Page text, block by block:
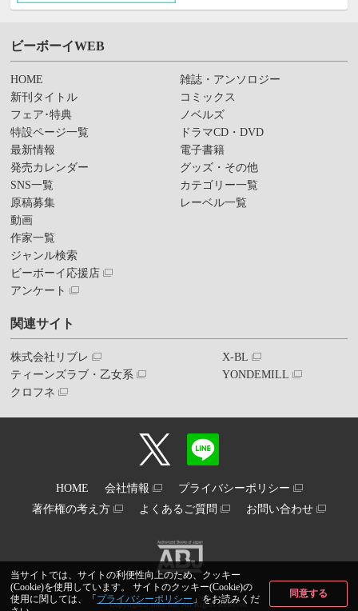
当サイトでは、サイトの利便性向上のため、クッキー
(Cookie)を使用しています。 サイトのクッキー(Cookie)の
使用に関しては、「 プライバシーポリシー 」をお読みくだ
同意する
ビーボーイWEB
HOME
新刊タイトル
フェア･特典
特設ページ一覧
最新情報
発売カレンダー
SNS一覧
原稿募集
動画
作家一覧
ジャンル検索
ビーボーイ応援店
アンケート
雑誌・アンソロジー
コミックス
ノベルズ
ドラマCD・DVD
電子書籍
グッズ・その他
カテゴリー一覧
レーベル一覧
関連サイト
株式会社リブレ
ティーンズラブ・乙女系
クロフネ
X-BL
YONDEMILL
HOME 会社情報
プライバシーポリシー
著作権の考え方
よくあるご質問 お問い合わせ
Copyright© libre inc. All Rights Reserved.